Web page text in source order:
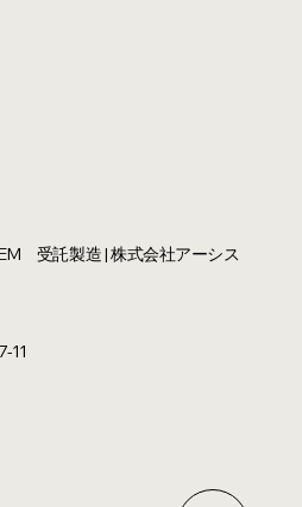
受託製造 | 株式会社アーシス
11